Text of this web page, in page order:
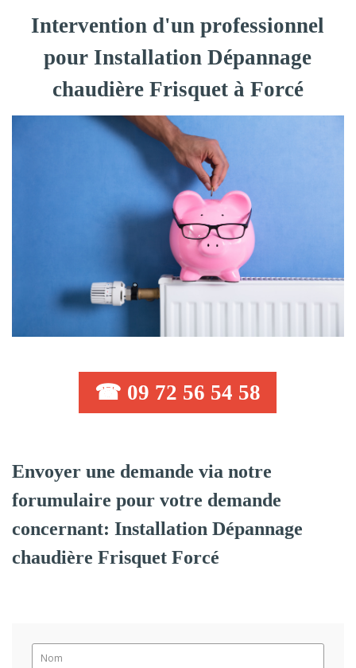
Intervention d'un professionnel
pour Installation Dépannage
chaudière Frisquet à Forcé
☎ 09 72 56 54 58
Envoyer une demande via notre
forumulaire pour votre demande
concernant: Installation Dépannage
chaudière Frisquet Forcé